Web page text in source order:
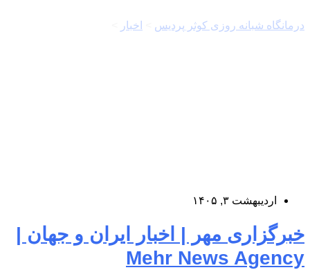
درمانگاه شبانه روزی کوثر پردیس اخبار
اردیبهشت ۳, ۱۴۰۵
خبرگزاری مهر | اخبار ایران و جهان |
Mehr News Agency